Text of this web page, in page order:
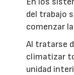
del trabajo
comenzar
Al tratarse
climatizar
unidad